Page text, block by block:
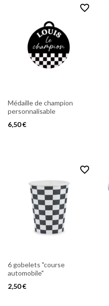
favorite_border
Médaille de champion
personnalisable
6,50 €
favorite_border
6 gobelets "course
automobile"
2,50 €